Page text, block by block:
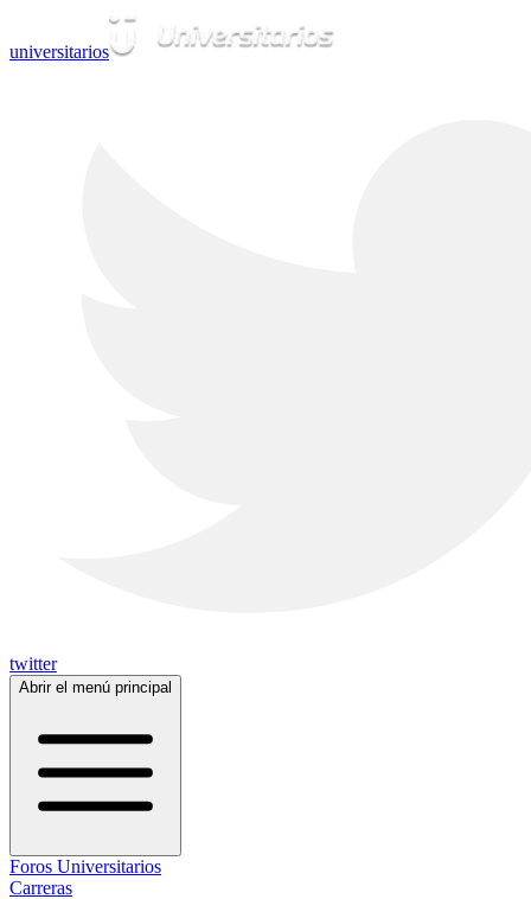
universitarios
twitter
Abrir el menú principal
Foros Universitarios
Carreras